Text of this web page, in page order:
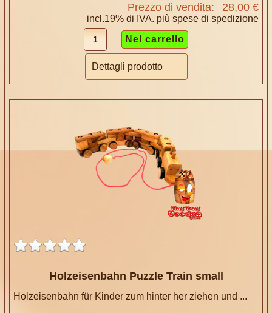
Prezzo di vendita: 28,00 €
incl.19% di IVA. più spese di spedizione
Dettagli prodotto
Holzeisenbahn Puzzle Train small
Holzeisenbahn für Kinder zum hinter her ziehen und ...